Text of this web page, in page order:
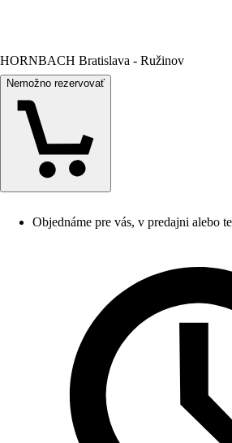
HORNBACH Bratislava - Ružinov
Nemožno rezervovať
Objednáme pre vás, v predajni alebo